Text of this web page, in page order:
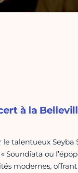
à la
le talentueux
Soundiata ou
modernes,